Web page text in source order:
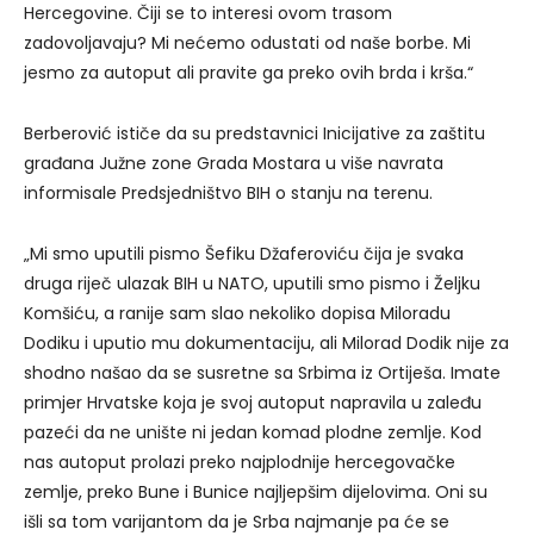
Hercegovine. Čiji se to interesi ovom trasom
zadovoljavaju? Mi nećemo odustati od naše borbe. Mi
jesmo za autoput ali pravite ga preko ovih brda i krša.“
Berberović ističe da su predstavnici Inicijative za zaštitu
građana Južne zone Grada Mostara u više navrata
informisale Predsjedništvo BIH o stanju na terenu.
„Mi smo uputili pismo Šefiku Džaferoviću čija je svaka
druga riječ ulazak BIH u NATO, uputili smo pismo i Željku
Komšiću, a ranije sam slao nekoliko dopisa Miloradu
Dodiku i uputio mu dokumentaciju, ali Milorad Dodik nije za
shodno našao da se susretne sa Srbima iz Ortiješa. Imate
primjer Hrvatske koja je svoj autoput napravila u zaleđu
pazeći da ne unište ni jedan komad plodne zemlje. Kod
nas autoput prolazi preko najplodnije hercegovačke
zemlje, preko Bune i Bunice najljepšim dijelovima. Oni su
išli sa tom varijantom da je Srba najmanje pa će se